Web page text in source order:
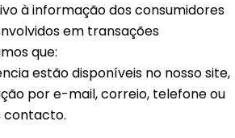
à informação dos consumidores
em transações
que:
estão disponíveis no nosso site,
por e-mail, correio, telefone ou
contacto.